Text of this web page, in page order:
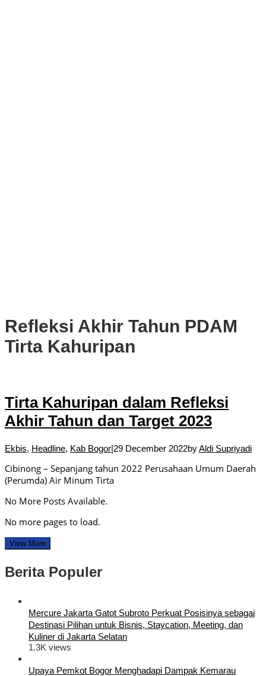
Refleksi Akhir Tahun PDAM
Tirta Kahuripan
Tirta Kahuripan dalam Refleksi
Akhir Tahun dan Target 2023
Ekbis, Headline, Kab Bogor|29 December 2022byAldi Supriyadi
Cibinong – Sepanjang tahun 2022 Perusahaan Umum Daerah
(Perumda) Air Minum Tirta
No More Posts Available.
No more pages to load.
View More
Berita Populer
Mercure Jakarta Gatot Subroto Perkuat Posisinya sebagai
Destinasi Pilihan untuk Bisnis, Staycation, Meeting, dan
Kuliner di Jakarta Selatan
1.3K views
Upaya Pemkot Bogor Menghadapi Dampak Kemarau